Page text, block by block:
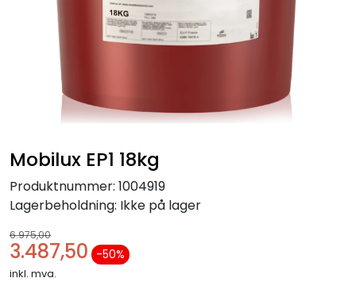
Mobilux EP1 18kg
Produktnummer: 1004919
Lagerbeholdning: Ikke på lager
6.975,00
3.487,50 -50 %
inkl. mva.